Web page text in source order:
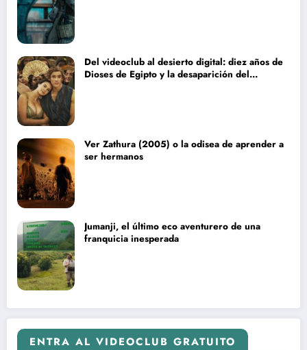
Del videoclub al desierto digital: diez años de
Dioses de Egipto y la desaparición del
Ver Zathura (2005) o la odisea de aprender a
ser hermanos
Jumanji, el último eco aventurero de una
franquicia inesperada
ENTRA AL VIDEOCLUB GRATUITO